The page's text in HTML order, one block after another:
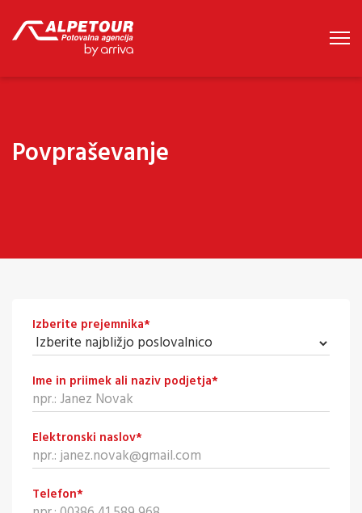
Povpraševanje
Izberite prejemnika*
Ime in priimek ali naziv podjetja*
Elektronski naslov*
Telefon*